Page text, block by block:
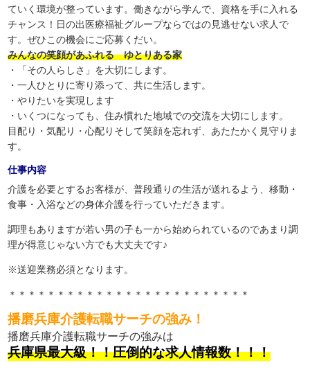
ていく環境が整っています。働きながら学んで、資格を手に入れる
チャンス！日の出医療福祉グループならではの見逃せない求人で
す。ぜひこの機会にご応募くだい。
みんなの笑顔があふれる ゆとりある家
・「その人らしさ」を大切にします。
・一人ひとりに寄り添って、共に生活します。
・やりたいを実現します
・いくつになっても、住み慣れた地域での交流を大切にします。
目配り・気配り・心配りそして笑顔を忘れず、あたたかく見守りま
す。
仕事内容
介護を必要とするお客様が、普段通りの生活が送れるよう、移動・
食事・入浴などの身体介護を行っていただきます。
調理もありますが若い男の子も一から始められているのであまり調
理が得意じゃない方でも大丈夫です♪
※送迎業務必須となります。
＊＊＊＊＊＊＊＊＊＊＊＊＊＊＊＊＊＊＊＊＊＊＊＊＊
播磨兵庫介護転職サーチの強み！
播磨兵庫介護転職サーチの強みは
兵庫県最大級！！圧倒的な求人情報数！！！